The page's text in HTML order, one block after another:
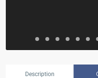
Description